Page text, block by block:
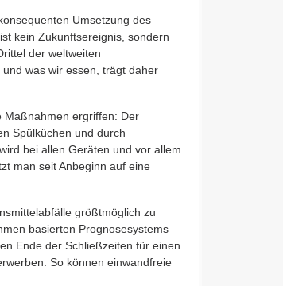
Umsetzung des
kein Zukunftsereignis, sondern
der weltweiten
was wir essen, trägt daher
Maßnahmen ergriffen: Der
Spülküchen und durch
bei allen Geräten und vor allem
man seit Anbeginn auf eine
größtmöglich zu
basierten Prognosesystems
Ende der Schließzeiten für einen
So können einwandfreie